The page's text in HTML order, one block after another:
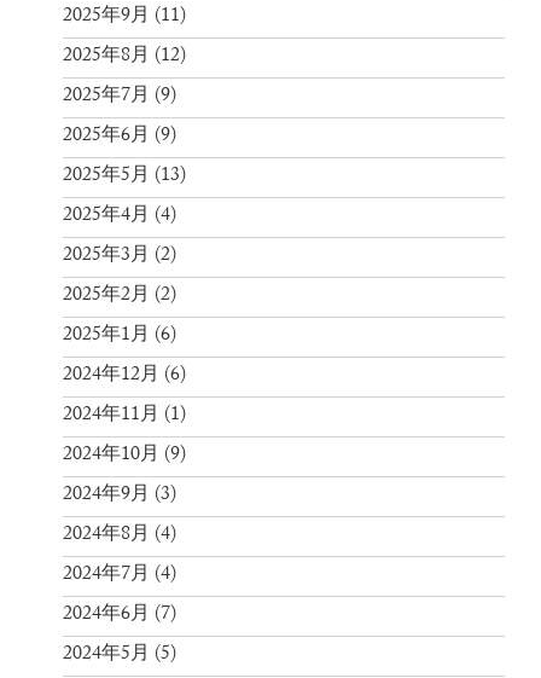
2025年9月 (11)
2025年8月 (12)
2025年7月 (9)
2025年6月 (9)
2025年5月 (13)
2025年4月 (4)
2025年3月 (2)
2025年2月 (2)
2025年1月 (6)
2024年12月 (6)
2024年11月 (1)
2024年10月 (9)
2024年9月 (3)
2024年8月 (4)
2024年7月 (4)
2024年6月 (7)
2024年5月 (5)